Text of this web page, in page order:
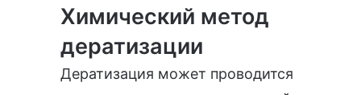
Химический метод
дератизации
Дератизация может проводится